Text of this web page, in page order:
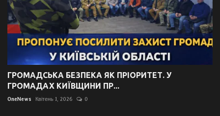
ГРОМАДСЬКА БЕЗПЕКА ЯК ПРІОРИТЕТ. У
ГРОМАДАХ КИЇВЩИНИ ПР...
OneNews Квітень 1, 2026 0